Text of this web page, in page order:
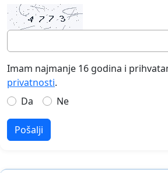
Imam najmanje 16 godina i
privatnosti.
Da
Ne
Pošalji